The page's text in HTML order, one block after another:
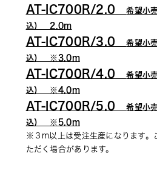
AT-IC700R/2.0 希望小
込）　2.0m
AT-IC700R/3.0 希望小
込）　※3.0m
AT-IC700R/4.0 希望小
込）　※4.0m
AT-IC700R/5.0 希望小
込）　※5.0m
※３m以上は受注生産になります。
ただく場合があります。